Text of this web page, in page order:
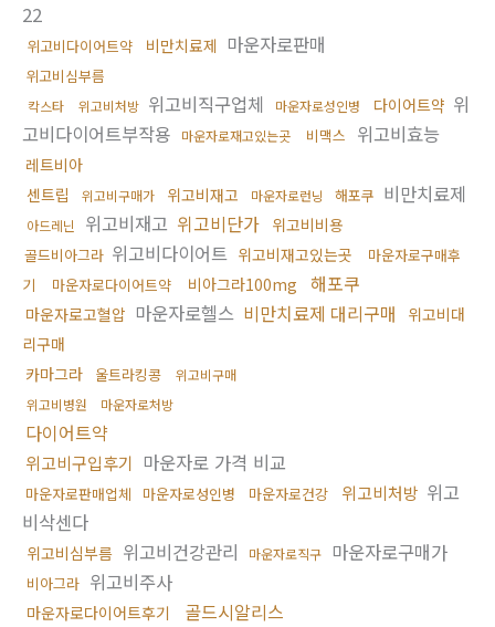
22
위고비다이어트약 비만치료제 마운자로판매
위고비심부름
칵스타 위고비처방 위고비직구업체 마운자로성인병 다이어트약 위
고비다이어트부작용
마운자로재고있는곳 비맥스 위고비효능
레트비아
센트립
위고비구매가 위고비재고 마운자로런닝 해포쿠 비만치료제
아드레닌 위고비재고 위고비단가 위고비비용
골드비아그라 위고비다이어트 위고비재고있는곳
마운자로구매후
기
마운자로다이어트약 비아그라100mg 해포쿠
마운자로고혈압 마운자로헬스 비만치료제 대리구매
위고비대
리구매
카마그라
울트라킹콩
위고비구매
위고비병원
마운자로처방
다이어트약
위고비구입후기 마운자로 가격 비교
마운자로판매업체 마운자로성인병 마운자로건강 위고비처방 위고
비삭센다
위고비심부름 위고비건강관리 마운자로직구 마운자로구매가
비아그라 위고비주사
마운자로다이어트후기 골드시알리스